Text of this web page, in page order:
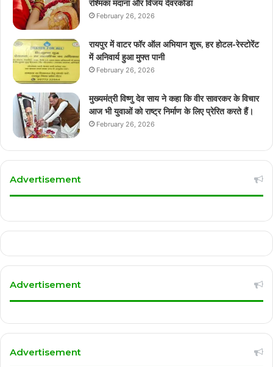
रश्मिका मंदाना और विजय देवरकोंडा
February 26, 2026
रायपुर में वाटर फॉर ऑल अभियान शुरू, हर होटल-रेस्टोरेंट
में अनिवार्य हुआ मुफ्त पानी
February 26, 2026
मुख्यमंत्री विष्णु देव साय ने कहा कि वीर सावरकर के विचार
आज भी युवाओं को राष्ट्र निर्माण के लिए प्रेरित करते हैं।
February 26, 2026
Advertisement
Advertisement
Advertisement